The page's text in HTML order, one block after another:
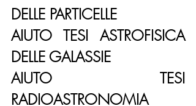
DELLE PARTICELLE
AIUTO TESI ASTROFISICA
DELLE GALASSIE
AIUTO TESI
RADIOASTRONOMIA